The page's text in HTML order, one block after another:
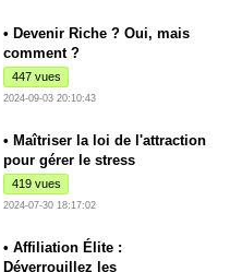
• Devenir Riche ? Oui, mais
comment ?
447 vues
2024-09-03 20:10:43
• Maîtriser la loi de l'attraction
pour gérer le stress
419 vues
2024-07-30 18:17:02
• Affiliation Élite :
Déverrouillez les